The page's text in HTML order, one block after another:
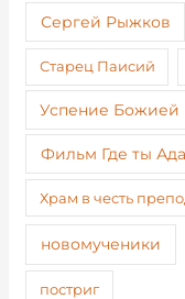
Сергей Рыжков
Старец Паисий
Успение Божией
Фильм Где ты
Храм в честь
новомученики
постриг